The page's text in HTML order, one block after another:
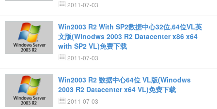
2011-07-03
Win2003 R2 With SP2数据中心32位,64位VL英
文版(Winodws 2003 R2 Datacenter x86 x64
with SP2 VL)免费下载
2011-07-03
Win2003 R2 数据中心64位 VL版(Winodws
2003 R2 Datacenter x64 VL)免费下载
2011-07-03